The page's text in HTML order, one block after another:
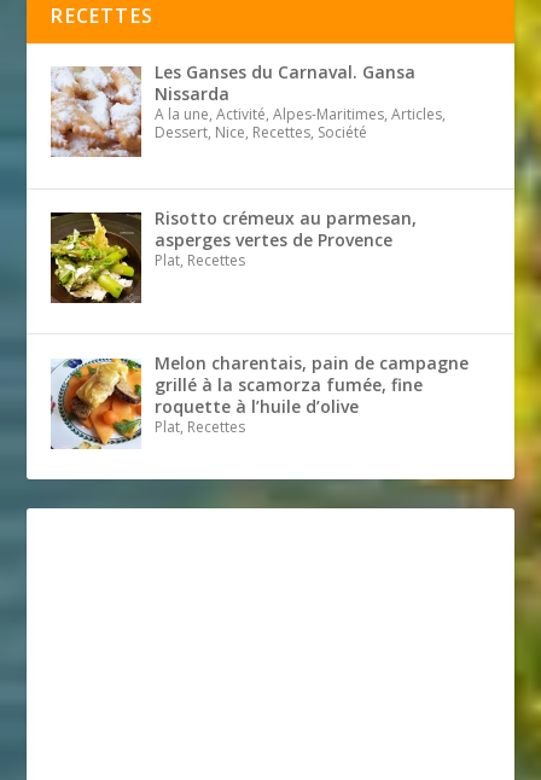
RECETTES
Les Ganses du Carnaval. Gansa
Nissarda
A la une, Activité, Alpes-Maritimes, Articles,
Dessert, Nice, Recettes, Société
Risotto crémeux au parmesan,
asperges vertes de Provence
Plat, Recettes
Melon charentais, pain de campagne
grillé à la scamorza fumée, fine
roquette à l’huile d’olive
Plat, Recettes